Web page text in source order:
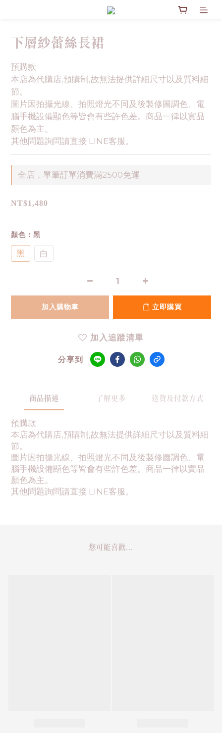
下層紗蕾絲長裙
預購款
本店為代購店,預購制,故無法提供詳細尺寸以及質料細
節。
圖片因拍攝光線、拍照燈光不同及後製修圖調色、電
腦手機設備顯色等皆會有些許色差。商品一律以實品
顏色為主。
其他問題詢問請直接 LINE客服。
全店，單筆訂單消費滿2500免運
NT$1,480
顏色 : 黑
黑 白
加入購物車 立即購買
加入追蹤清單
分享到
商品描述 了解更多 送貨及付款方式
預購款
本店為代購店,預購制,故無法提供詳細尺寸以及質料細
節。
圖片因拍攝光線、拍照燈光不同及後製修圖調色、電
腦手機設備顯色等皆會有些許色差。商品一律以實品
顏色為主。
其他問題詢問請直接 LINE客服。
您可能喜歡...